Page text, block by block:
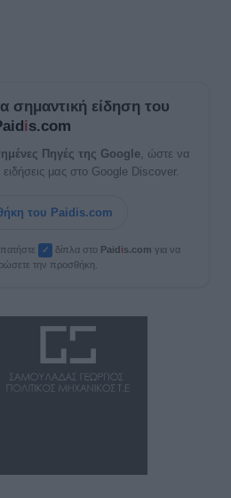
σημαντική είδηση του
is.com
Πηγές της Google , ώστε να
ειδήσεις μας στο Google Discover.
του Paidis.com
✓ δίπλα στο Paidis.com για να
την προσθήκη.